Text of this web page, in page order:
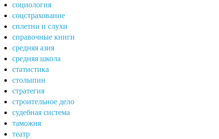
социология
соцстрахование
сплетни и слухи
справочные книги
средняя азия
средняя школа
статистика
столыпин
стратегия
строительное дело
судебная система
таможня
театр